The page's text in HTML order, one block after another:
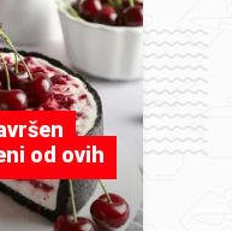
od ovih